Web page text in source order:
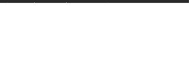
17020 Chatsworth St., Suite 1092